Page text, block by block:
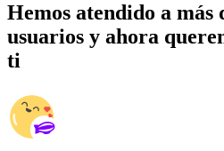
Hemos atendido a más
usuarios y ahora
ti